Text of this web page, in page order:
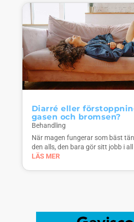
Diarré eller
gasen och bromsen?
Behandling
När magen fungerar som bäst
den alls, den bara gör sitt jobb i
LÄS MER